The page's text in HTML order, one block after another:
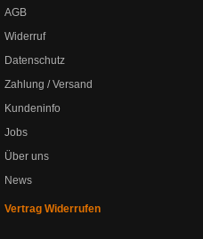
AGB
Widerruf
Datenschutz
Zahlung / Versand
Kundeninfo
Jobs
Über uns
News
Vertrag Widerrufen